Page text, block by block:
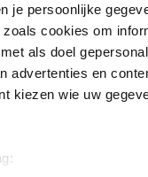
je persoonlijke
cookies om
als doel
advertenties en
kiezen wie uw